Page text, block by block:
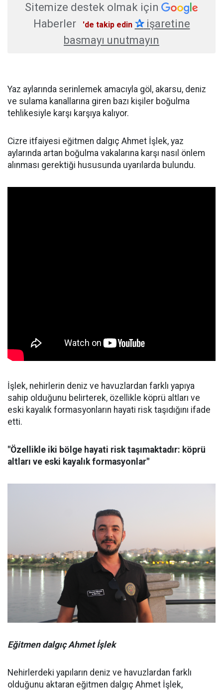
Sitemize destek olmak için
Haberler
'de takip edin ✰işaretine
basmayı unutmayın
Yaz aylarında serinlemek amacıyla göl, akarsu, deniz
ve sulama kanallarına giren bazı kişiler boğulma
tehlikesiyle karşı karşıya kalıyor.
Cizre itfaiyesi eğitmen dalgıç Ahmet İşlek, yaz
aylarında artan boğulma vakalarına karşı nasıl önlem
alınması gerektiği hususunda uyarılarda bulundu.
İşlek, nehirlerin deniz ve havuzlardan farklı yapıya
sahip olduğunu belirterek, özellikle köprü altları ve
eski kayalık formasyonların hayati risk taşıdığını ifade
etti.
"Özellikle iki bölge hayati risk taşımaktadır: köprü
altları ve eski kayalık formasyonlar"
Eğitmen dalgıç Ahmet İşlek
Nehirlerdeki yapıların deniz ve havuzlardan farklı
olduğunu aktaran eğitmen dalgıç Ahmet İşlek,